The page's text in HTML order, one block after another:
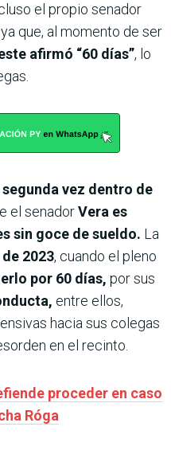
el propio senador
que, al momento de ser
afirmó “60 días”, lo
segunda vez dentro de
el senadorVera es
sin goce de sueldo. La
2023, cuando el pleno
por 60 días, por sus
entre ellos,
hacia sus colegas
en el recinto.
proceder en caso
Róga